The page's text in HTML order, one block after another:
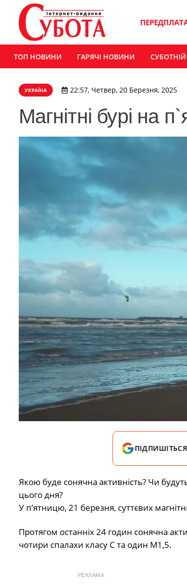
ТОП НОВИНИ ГАРЯЧІ НОВИНИ
УКРАЇНА 22:57, Четвер, 20 Березня, 2025
Магнітні бурі на
ПІДПИШІТЬСЯ
Якою буде сонячна активність? Чи
цього дня?
У п’ятницю, 21 березня, суттєвих
Протягом останніх 24 годин сонячна
чотири спалахи класу С та один М1,5.
РЕКЛАМА